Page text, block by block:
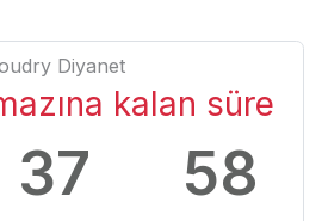
Diyanet
kalan süre
37 58